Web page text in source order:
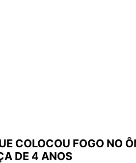
COLOCOU FOGO NO
DE 4 ANOS